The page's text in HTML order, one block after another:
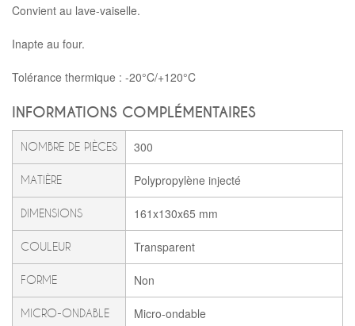
Convient au lave-vaiselle.
Inapte au four.
Tolérance thermique : -20°C/+120°C
INFORMATIONS COMPLÉMENTAIRES
NOMBRE DE PIÈCES 300
MATIÈRE Polypropylène injecté
DIMENSIONS 161x130x65 mm
COULEUR Transparent
FORME Non
MICRO-ONDABLE Micro-ondable